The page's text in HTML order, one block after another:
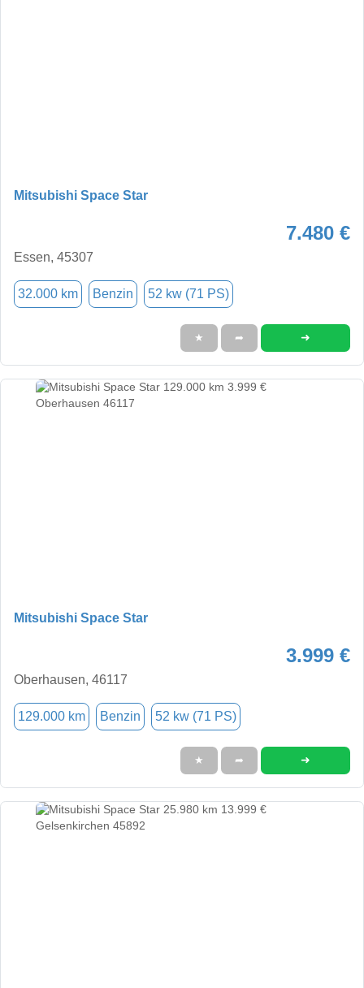
Mitsubishi Space Star
7.480 €
Essen, 45307
32.000 km Benzin 52 kw (71 PS)
★ ➦ ➜
Mitsubishi Space Star
3.999 €
Oberhausen, 46117
129.000 km Benzin 52 kw (71 PS)
★ ➦ ➜